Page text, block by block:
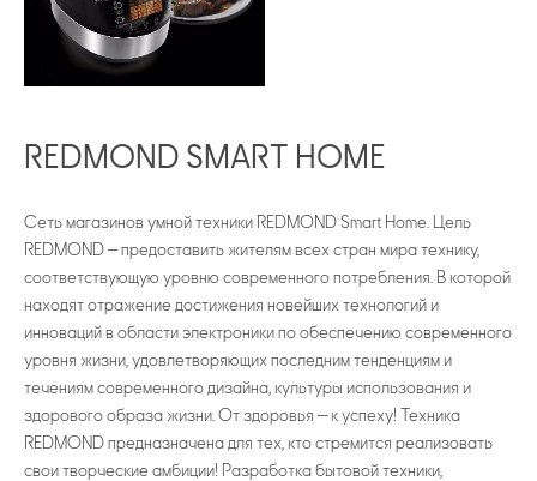
REDMOND SMART HOME
Сеть магазинов умной техники REDMOND Smart Home. Цель
REDMOND — предоставить жителям всех стран мира технику,
соответствующую уровню современного потребления. В которой
находят отражение достижения новейших технологий и
инноваций в области электроники по обеспечению современного
уровня жизни, удовлетворяющих последним тенденциям и
течениям современного дизайна, культуры использования и
здорового образа жизни. От здоровья — к успеху! Техника
REDMOND предназначена для тех, кто стремится реализовать
свои творческие амбиции! Разработка бытовой техники,